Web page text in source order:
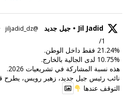
Jil Jadid • جيل جديد @jiljadid_dz
1/
21.24% فقط داخل الوطن.
10.75% لدى الجالية بالخارج.
هذه نسبة المشاركة في تشريعيات 2026.
نائب رئيس جيل جديد، زهير رويس، يطرح
التوقف عندها